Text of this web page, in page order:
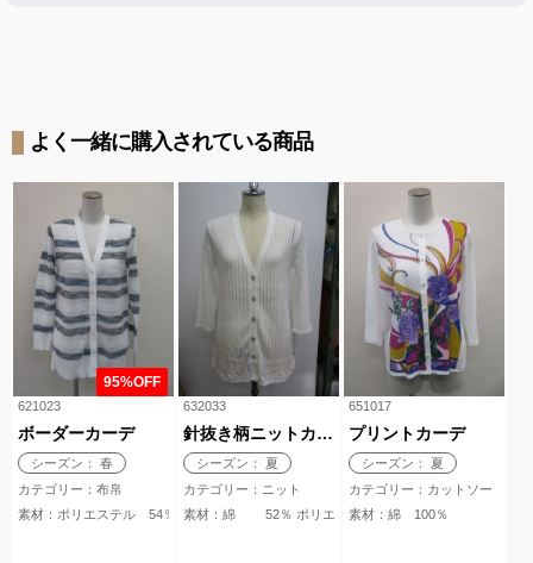
よく一緒に購入されている商品
95%OFF
621023
ボーダーカーデ
シーズン： 春
カテゴリー：布帛
素材：ポリエステル 54％ リネン 21％ アクリル 19％ 綿 6％
632033
針抜き柄ニットカーデ
シーズン： 夏
カテゴリー：ニット
素材：綿 52％ ポリエステル 48％
651017
プリントカーデ
シーズン： 夏
カテゴリー：カットソー
素材：綿 100％